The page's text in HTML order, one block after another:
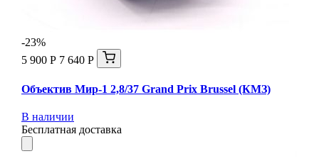
-23%
5 900 Р 7 640 Р
Объектив Мир-1 2,8/37 Grand Prix Brussel (КМЗ)
В наличии
Бесплатная доставка